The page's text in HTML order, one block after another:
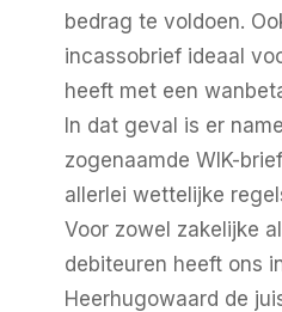
bedrag te voldoen.
incassobrief ideaal
heeft met een
In dat geval is er
zogenaamde WIK-
allerlei wettelijke
Voor zowel zakelijke
debiteuren heeft ons
Heerhugowaard de